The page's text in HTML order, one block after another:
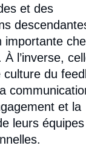
et des
importante
l’inverse,
culture du
et la
leurs équipes